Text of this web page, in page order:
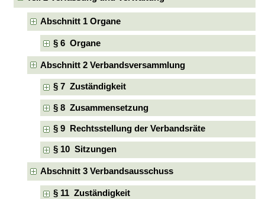
Abschnitt 1 Organe
§ 6 Organe
Abschnitt 2 Verbandsversammlung
§ 7 Zuständigkeit
§ 8 Zusammensetzung
§ 9 Rechtsstellung der Verbandsräte
§ 10 Sitzungen
Abschnitt 3 Verbandsausschuss
§ 11 Zuständigkeit